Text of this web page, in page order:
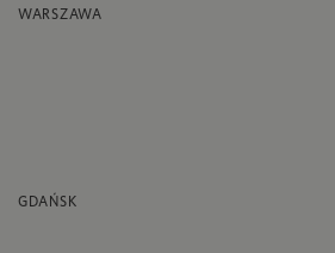
WARSZAWA
GDAŃSK